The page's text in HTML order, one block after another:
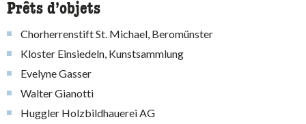
Prêts d’objets
Chorherrenstift St. Michael, Beromünster
Kloster Einsiedeln, Kunstsammlung
Evelyne Gasser
Walter Gianotti
Huggler Holzbildhauerei AG